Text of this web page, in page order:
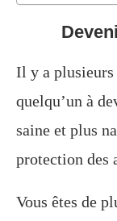
Il y a plusieurs
quelqu’un à
saine et plus
protection des
Vous êtes de